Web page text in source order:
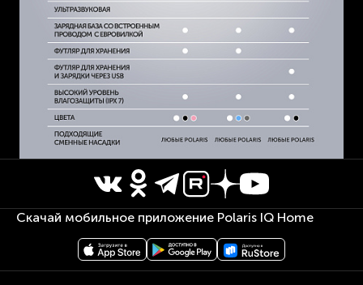
Скачай мобильное приложение Polaris IQ Home